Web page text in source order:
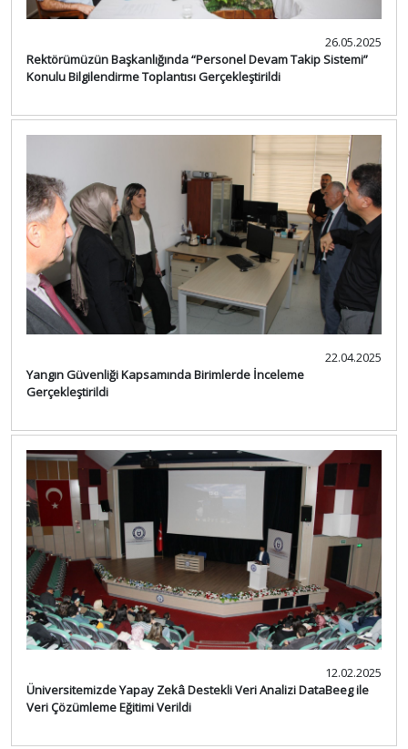
26.05.2025
Rektörümüzün Başkanlığında “Personel Devam Takip Sistemi”
Konulu Bilgilendirme Toplantısı Gerçekleştirildi
22.04.2025
Yangın Güvenliği Kapsamında Birimlerde İnceleme
Gerçekleştirildi
12.02.2025
Üniversitemizde Yapay Zekâ Destekli Veri Analizi DataBeeg ile
Veri Çözümleme Eğitimi Verildi